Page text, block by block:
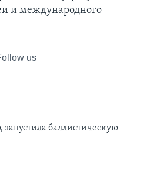
и международного
us
запустила баллистическую